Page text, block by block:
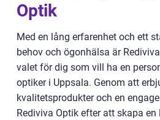
Optik
Med en lång erfarenhet och ett
behov och ögonhälsa är
valet för dig som vill ha en
optiker i Uppsala. Genom att
kvalitetsprodukter och en
Rediviva Optik efter att skapa